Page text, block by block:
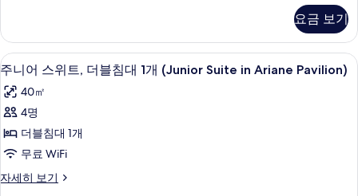
두
보
기
히
보
기
1
개
(Deluxe
Room
in
the
Castle)
사
진
더
블
침
대
개
Room
in
Castle)
요금 보기
주
니
어
스
위
트,
더
고급 침구, 셀렉트 컴포트 침대, 미니바
3
주니어 스위트, 더블침대 1개 (Junior Suite in Ariane Pavilion)
40㎡
4명
더블침대 1개
무료 WiFi
자세히 보기
주